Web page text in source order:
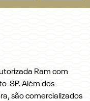
Ram com
SP. Além dos
são comercializados